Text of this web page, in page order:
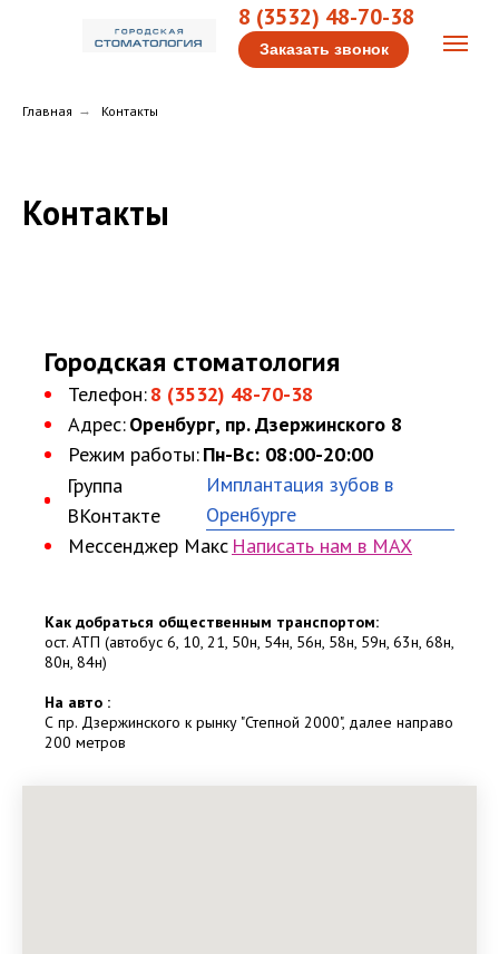
8 (3532) 48-70-38
Заказать звонок
Главная → Контакты
Контакты
Городская стоматология
Телефон:8 (3532) 48-70-38
Адрес:Оренбург, пр. Дзержинского 8
Режим работы:Пн-Вс: 08:00-20:00
Группа
ВКонтакте
Имплантация зубов в
Оренбурге
Мессенджер Макс Написать нам в MAX
Как добраться общественным транспортом:
ост. АТП (автобус 6, 10, 21, 50н, 54н, 56н, 58н, 59н, 63н, 68н,
80н, 84н)
На авто :
С пр. Дзержинского к рынку "Степной 2000", далее направо
200 метров